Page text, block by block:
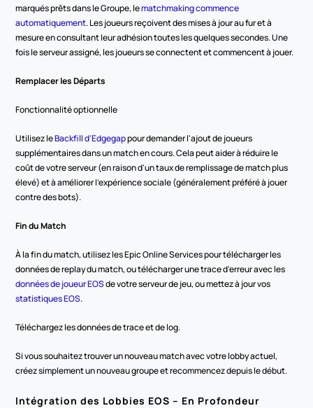
marqués prêts dans le Groupe, le matchmaking commence
automatiquement. Les joueurs reçoivent des mises à jour au fur et à
mesure en consultant leur adhésion toutes les quelques secondes. Une
fois le serveur assigné, les joueurs se connectent et commencent à jouer.
Remplacer les Départs
Fonctionnalité optionnelle
Utilisez le Backfill d'Edgegap pour demander l'ajout de joueurs
supplémentaires dans un match en cours. Cela peut aider à réduire le
coût de votre serveur (en raison d'un taux de remplissage de match plus
élevé) et à améliorer l'expérience sociale (généralement préféré à jouer
contre des bots).
Fin du Match
À la fin du match, utilisez les Epic Online Services pour télécharger les
données de joueur EOS
statistiques EOS.
Téléchargez les données de trace et de log.
Si vous souhaitez trouver un nouveau match avec votre lobby actuel,
créez simplement un nouveau groupe et recommencez depuis le début.
Intégration des Lobbies EOS – En Profondeur